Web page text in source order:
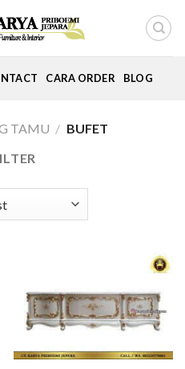
CARA ORDER BLOG
TAMU / BUFET